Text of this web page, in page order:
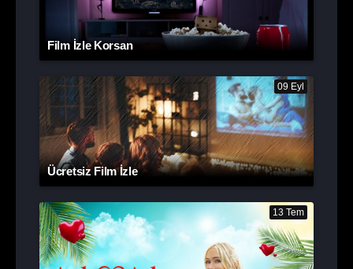
Film İzle Korsan
09 Eyl
Ücretsiz Film İzle
13 Tem